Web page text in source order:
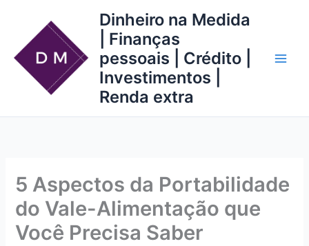
conteúdo
Dinheiro na Medida
| Finanças
pessoais | Crédito |
Investimentos |
Renda extra
5 Aspectos da Portabilidade
do Vale-Alimentação que
Você Precisa Saber